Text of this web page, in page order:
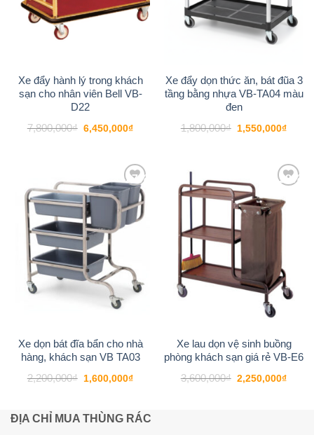
Xe đẩy hành lý trong khách
sạn cho nhân viên Bell VB-
D22
7,800,000₫ Giá
gốc
6,450,000₫Giá
6,450,000₫.
Xe đẩy dọn thức ăn, bát đũa 3
tầng bằng nhựa VB-TA04 màu
đen
1,800,000₫
Giá
gốc
1,550,000₫Giá
-27%
Add to
wishlist
Xe dọn bát đĩa bẩn cho nhà
hàng, khách sạn VB TA03
2,200,000₫
Giá
gốc
1,600,000₫Giá
1,600,000₫.
-38%
wishlist
Xe lau dọn vệ sinh buồng
phòng khách sạn giá rẻ VB-E6
3,600,000₫ Giá
gốc
2,250,000₫Giá
ĐỊA CHỈ MUA THÙNG RÁC